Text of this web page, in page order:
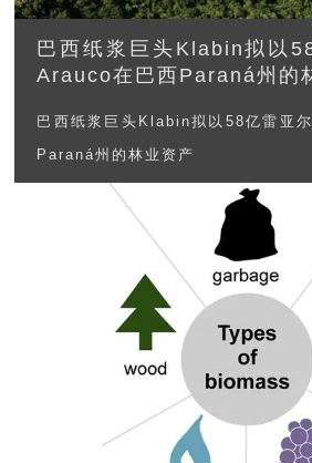
巴西纸浆巨头Klabin拟以
Arauco在巴西Paraná州的
巴西纸浆巨头Klabin拟以58亿雷亚
Paraná州的林业资产